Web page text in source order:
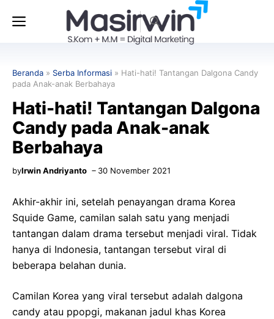
Menu
Beranda » Serba Informasi » Hati-hati! Tantangan Dalgona Candy
pada Anak-anak Berbahaya
Hati-hati! Tantangan Dalgona
Candy pada Anak-anak
Berbahaya
byIrwin Andriyanto 30 November 2021
Akhir-akhir ini, setelah penayangan drama Korea
Squide Game, camilan salah satu yang menjadi
tantangan dalam drama tersebut menjadi viral. Tidak
hanya di Indonesia, tantangan tersebut viral di
beberapa belahan dunia.
Camilan Korea yang viral tersebut adalah dalgona
candy atau ppopgi, makanan jadul khas Korea